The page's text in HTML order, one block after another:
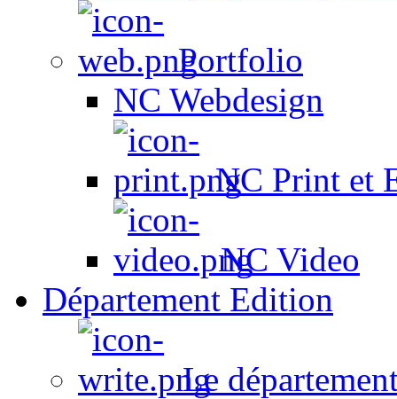
Portfolio
NC Webdesign
NC Print et
NC Video
Département Edition
Le